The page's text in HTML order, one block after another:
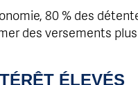
80 % des
des versements
ÉLEVÉS